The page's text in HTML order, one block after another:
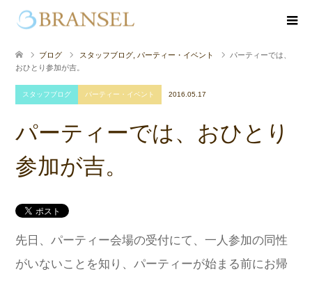
ブログ スタッフブログ パーティー・イベント
パーティーでは、
おひとり参加が吉。
スタッフブログ パーティー・イベント 2016.05.17
パーティーでは、おひとり
参加が吉。
先日、パーティー会場の受付にて、一人参加の同性
がいないことを知り、パーティーが始まる前にお帰